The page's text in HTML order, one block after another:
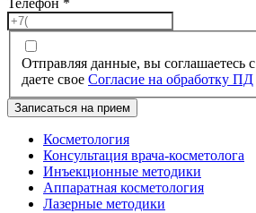
Телефон *
Отправляя данные, вы соглашаетесь с
даете свое Согласие на обработку ПД
Записаться на прием
Косметология
Консультация врача-косметолога
Инъекционные методики
Аппаратная косметология
Лазерные методики